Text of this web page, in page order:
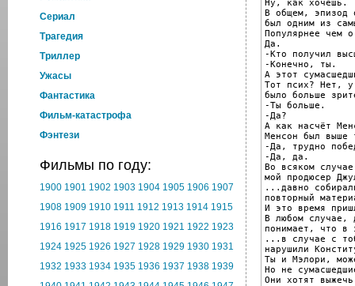
Cериал
Трагедия
Триллер
Ужасы
Фантастика
Фильм-катастрофа
Фэнтези
Фильмы по году:
1900 1901 1902 1903 1904 1905 1906 1907
1908 1909 1910 1911 1912 1913 1914 1915
1916 1917 1918 1919 1920 1921 1922 1923
1924 1925 1926 1927 1928 1929 1930 1931
1932 1933 1934 1935 1936 1937 1938 1939
Ну, как хочешь.
В общем, эпизод
был одним из
Популярнее чем
Да.
-Кто получил
-Конечно, ты.
А этот
Тот псих? Нет, у
было больше
-Ты больше.
-Да?
А как насчёт
Менсон был выше
-Да, трудно
-Да, да.
Во всяком
мой продюсер
...давно
повторный
И это время
В любом случае,
понимает, что в
...в случае с
нарушили
Ты и Мэлори,
Но не
Они хотят